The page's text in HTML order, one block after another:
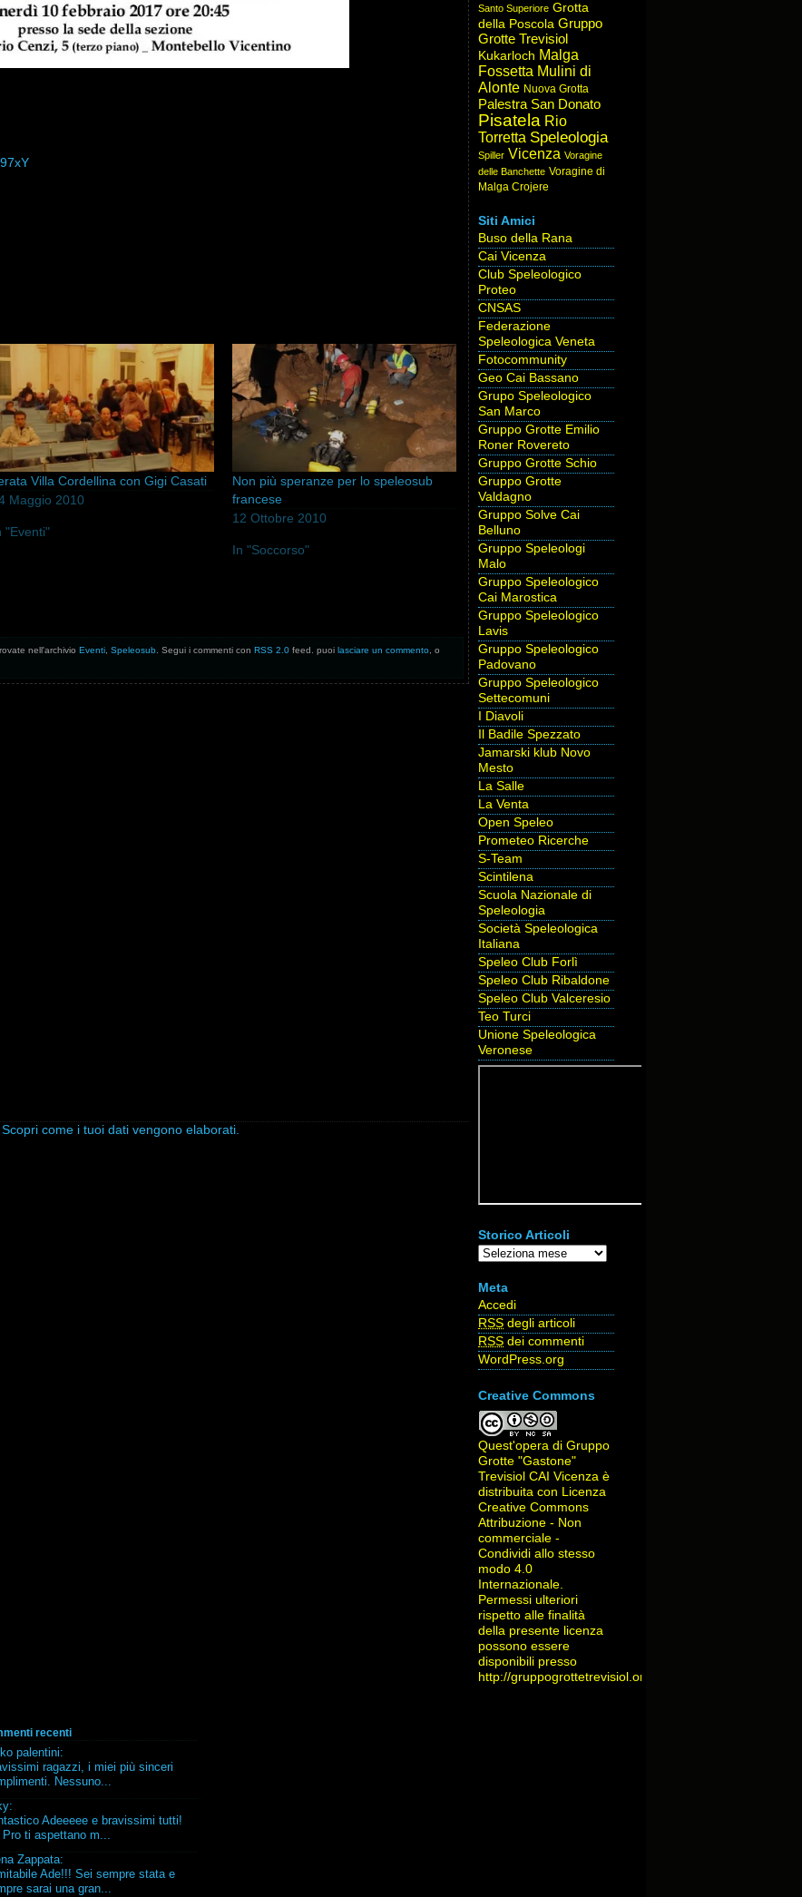
Villa Cordellina con Gigi Casati
Maggio 2010
"Eventi"
Non più speranze per lo speleosub
francese
12 Ottobre 2010
In "Soccorso"
nell'archivio Eventi, Speleosub. Segui i commenti con RSS 2.0 feed. puoi lasciare un commento, o
Scopri come i tuoi dati vengono elaborati.
Santo Superiore Grotta
della Poscola Gruppo
Grotte Trevisiol
Kukarloch Malga
Fossetta Mulini di
Alonte Nuova Grotta
Palestra San Donato
Pisatela Rio
Torretta Speleologia
Spiller Vicenza Voragine
delle Banchette Voragine di
Malga Crojere
Siti Amici
Buso della Rana
Cai Vicenza
Club Speleologico
Proteo
CNSAS
Federazione
Speleologica Veneta
Fotocommunity
Geo Cai Bassano
Grupo Speleologico
San Marco
Gruppo Grotte Emilio
Roner Rovereto
Gruppo Grotte Schio
Gruppo Grotte
Valdagno
Gruppo Solve Cai
Belluno
Gruppo Speleologi
Malo
Gruppo Speleologico
Cai Marostica
Gruppo Speleologico
Lavis
Gruppo Speleologico
Padovano
Gruppo Speleologico
Settecomuni
I Diavoli
Il Badile Spezzato
Jamarski klub Novo
Mesto
La Salle
La Venta
Open Speleo
Prometeo Ricerche
S-Team
Scintilena
Scuola Nazionale di
Speleologia
Società Speleologica
Italiana
Speleo Club Forlì
Speleo Club Ribaldone
Speleo Club Valceresio
Teo Turci
Unione Speleologica
Veronese
Storico Articoli
Storico
Meta
Accedi
RSS degli articoli
RSS dei commenti
WordPress.org
Creative Commons
Quest'opera di Gruppo
Grotte "Gastone"
Trevisiol CAI Vicenza è
distribuita con Licenza
Creative Commons
Attribuzione - Non
commerciale -
Condividi allo stesso
modo 4.0
Internazionale.
Permessi ulteriori
rispetto alle finalità
della presente licenza
possono essere
disponibili presso
http://gruppogrottetrevisiol.org/contatti/
recenti
palentini:
ragazzi, i miei più sinceri
Nessuno...
:
Adeeeee e bravissimi tutti!
Pro ti aspettano m...
Zappata:
Ade!!! Sei sempre stata e
sarai una gran...